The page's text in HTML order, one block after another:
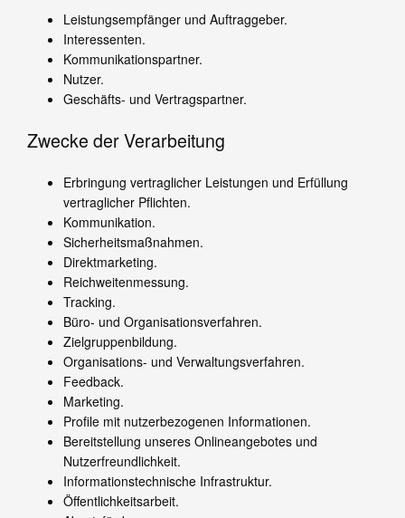
Leistungsempfänger und Auftraggeber.
Interessenten.
Kommunikationspartner.
Nutzer.
Geschäfts- und Vertragspartner.
Zwecke der Verarbeitung
Erbringung vertraglicher Leistungen und Erfüllung
vertraglicher Pflichten.
Kommunikation.
Sicherheitsmaßnahmen.
Direktmarketing.
Reichweitenmessung.
Tracking.
Büro- und Organisationsverfahren.
Zielgruppenbildung.
Organisations- und Verwaltungsverfahren.
Feedback.
Marketing.
Profile mit nutzerbezogenen Informationen.
Bereitstellung unseres Onlineangebotes und
Nutzerfreundlichkeit.
Informationstechnische Infrastruktur.
Öffentlichkeitsarbeit.